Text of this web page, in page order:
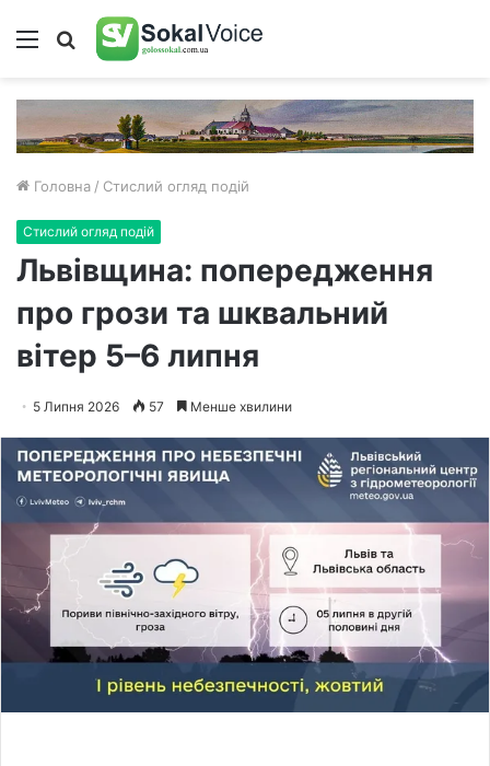
Меню Пошук
Головна / Стислий огляд подій
Стислий огляд подій
Львівщина: попередження
про грози та шквальний
вітер 5–6 липня
5 Липня 2026 57 Менше хвилини